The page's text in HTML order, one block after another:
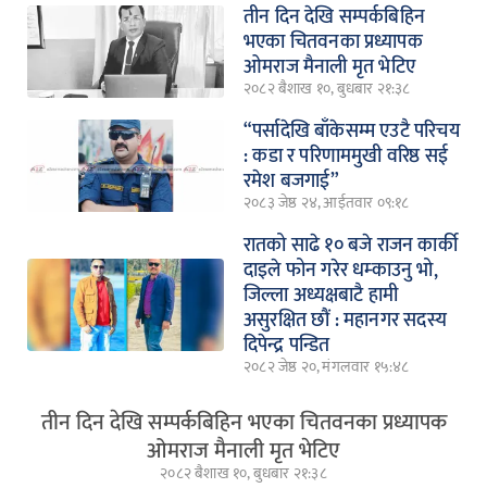
तीन दिन देखि सम्पर्कबिहिन
भएका चितवनका प्रध्यापक
ओमराज मैनाली मृत भेटिए
२०८२ बैशाख १०, बुधबार २१:३८
“पर्सादेखि बाँकेसम्म एउटै परिचय
: कडा र परिणाममुखी वरिष्ठ सई
रमेश बजगाई”
२०८३ जेष्ठ २४, आईतवार ०९:१८
रातको साढे १० बजे राजन कार्की
दाइले फोन गरेर धम्काउनु भो,
जिल्ला अध्यक्षबाटै हामी
असुरक्षित छौं : महानगर सदस्य
दिपेन्द्र पन्डित
२०८२ जेष्ठ २०, मंगलवार १५:४८
तीन दिन देखि सम्पर्कबिहिन भएका चितवनका प्रध्यापक
ओमराज मैनाली मृत भेटिए
२०८२ बैशाख १०, बुधबार २१:३८